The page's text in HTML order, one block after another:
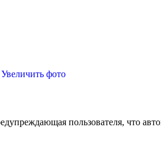
Увеличить фото
пользователя, что